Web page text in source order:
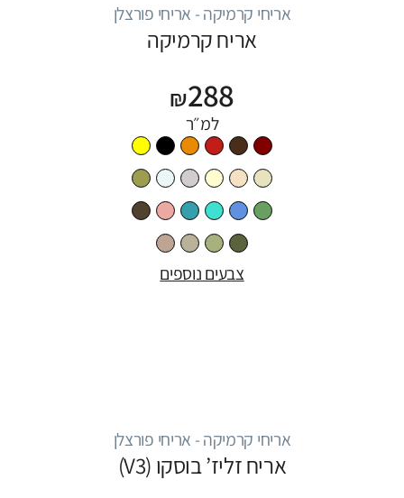
אריחי קרמיקה - אריחי פורצלן
אריח קרמיקה
₪288
למ״ר
צבעים נוספים
אריחי קרמיקה - אריחי פורצלן
אריח זליז’ בוסקו (V3)